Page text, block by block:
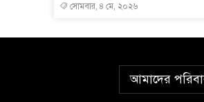
সোমবার, ৪ মে, ২০২৬
আমাদের